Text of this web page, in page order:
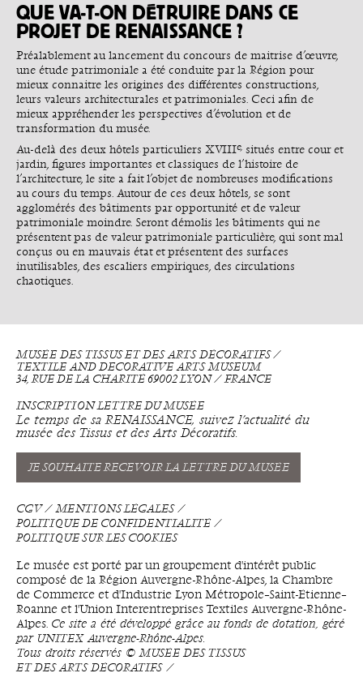
QUE VA-T-ON DÉTRUIRE DANS CE
PROJET DE RENAISSANCE ?
Préalablement au lancement du concours de maitrise d’œuvre,
une étude patrimoniale a été conduite par la Région pour
mieux connaitre les origines des différentes constructions,
leurs valeurs architecturales et patrimoniales. Ceci afin de
mieux appréhender les perspectives d’évolution et de
transformation du musée.
Au-delà des deux hôtels particuliers XVIIIe, situés entre cour et
jardin, figures importantes et classiques de l’histoire de
l’architecture, le site a fait l’objet de nombreuses modifications
au cours du temps. Autour de ces deux hôtels, se sont
agglomérés des bâtiments par opportunité et de valeur
patrimoniale moindre. Seront démolis les bâtiments qui ne
présentent pas de valeur patrimoniale particulière, qui sont mal
conçus ou en mauvais état et présentent des surfaces
inutilisables, des escaliers empiriques, des circulations
chaotiques.
MUSÉE DES TISSUS ET DES ARTS DÉCORATIFS ⁄
TEXTILE AND DECORATIVE ARTS MUSEUM
34, RUE DE LA CHARITÉ 69002 LYON ⁄ FRANCE
INSCRIPTION LETTRE DU MUSÉE
Le temps de sa RENAISSANCE, suivez l’actualité du
musée des Tissus et des Arts Décoratifs.
JE SOUHAITE RECEVOIR LA LETTRE DU MUSÉE
CGV
MENTIONS LÉGALES
POLITIQUE DE CONFIDENTIALITÉ
POLITIQUE SUR LES COOKIES
Le musée est porté par un groupement d'intérêt public
composé de la Région Auvergne-Rhône-Alpes, la Chambre
de Commerce et d'Industrie Lyon Métropole–Saint-Étienne–
Roanne et l'Union Interentreprises Textiles Auvergne-Rhône-
Alpes. Ce site a été développé grâce au fonds de dotation, géré
par UNITEX Auvergne-Rhône-Alpes.
Tous droits réservés © MUSÉE DES TISSUS
ET DES ARTS DÉCORATIFS ⁄